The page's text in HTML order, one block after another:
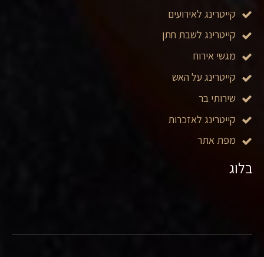
בלוג
קייטרינג לאירועים
קייטרינג לשבת חתן
מגשי אירוח
קייטרינג על האש
שירותי בר
קייטרינג לאזכרות
מפת אתר